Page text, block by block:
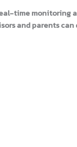
time monitoring
and parents can